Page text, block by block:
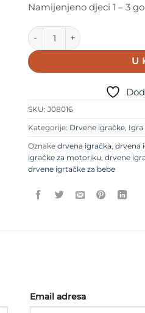
Namijenjeno djeci 1 – 3
Janod Drvena piramida za
U
SKU: J08016
Kategorije: Drvene igračke, Igra
Oznake drvena igračka, drvena
igračke za motoriku, drvene
drvene igrtačke za bebe
Email adresa